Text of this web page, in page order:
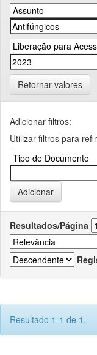
Retornar valores
Adicionar filtros:
Utilizar filtros para
Resultados/Página
Resultado 1-1 de 1.